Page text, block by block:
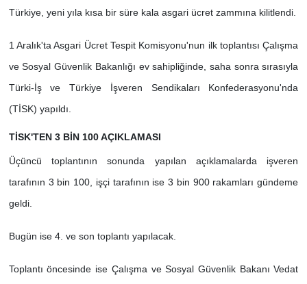
Türkiye, yeni yıla kısa bir süre kala asgari ücret zammına kilitlendi.
1 Aralık'ta Asgari Ücret Tespit Komisyonu'nun ilk toplantısı Çalışma
ve Sosyal Güvenlik Bakanlığı ev sahipliğinde, saha sonra sırasıyla
Türki-İş ve Türkiye İşveren Sendikaları Konfederasyonu'nda
(TİSK) yapıldı.
TİSK'TEN 3 BİN 100 AÇIKLAMASI
Üçüncü toplantının sonunda yapılan açıklamalarda işveren
tarafının 3 bin 100, işçi tarafının ise 3 bin 900 rakamları gündeme
geldi.
Bugün ise 4. ve son toplantı yapılacak.
Toplantı öncesinde ise Çalışma ve Sosyal Güvenlik Bakanı Vedat